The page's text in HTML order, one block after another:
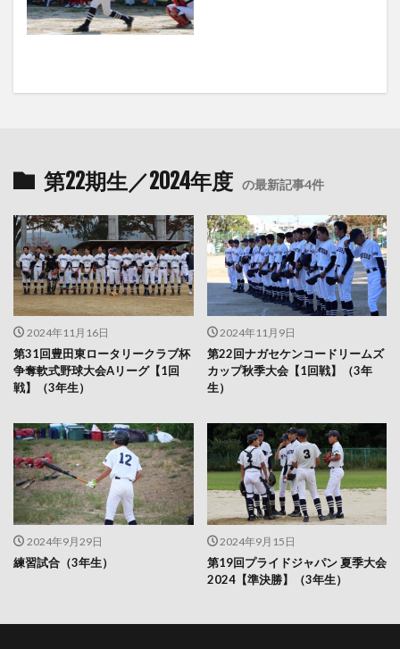
第22期生／2024年度 の最新記事4件
2024年11月16日
第31回豊田東ロータリークラブ杯
争奪軟式野球大会Aリーグ【1回
戦】（3年生）
2024年11月9日
第22回ナガセケンコードリームズ
カップ秋季大会【1回戦】（3年
生）
2024年9月29日
練習試合（3年生）
2024年9月15日
第19回プライドジャパン 夏季大会
2024【準決勝】（3年生）